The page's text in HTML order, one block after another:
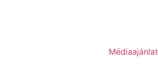
Médiaajánlat